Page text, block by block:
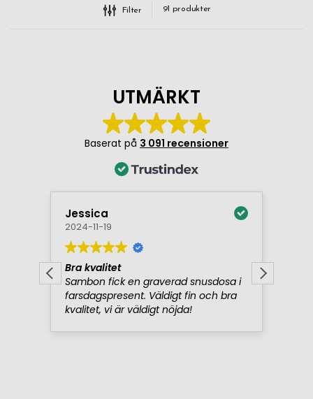
Filter 91 produkter